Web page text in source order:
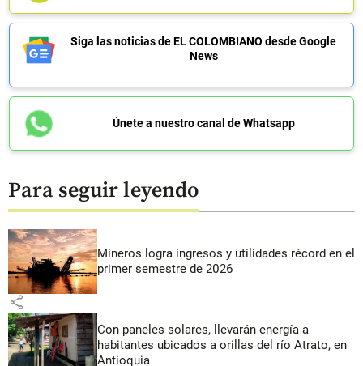
Siga las noticias de EL COLOMBIANO desde Google
News
Únete a nuestro canal de Whatsapp
Para seguir leyendo
Mineros logra ingresos y utilidades récord en el
primer semestre de 2026
share
Con paneles solares, llevarán energía a
habitantes ubicados a orillas del río Atrato, en
Antioquia